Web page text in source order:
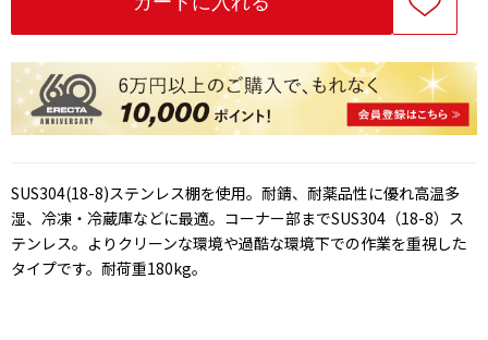
SUS304(18-8)ステンレス棚を使用。耐錆、耐薬品性に優れ高温多
湿、冷凍・冷蔵庫などに最適。コーナー部までSUS304（18-8）ス
テンレス。よりクリーンな環境や過酷な環境下での作業を重視した
タイプです。耐荷重180kg。